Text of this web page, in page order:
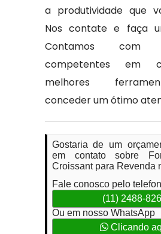
a produtividade que
Nos contate e faça
Contamos com
competentes em
melhores
conceder um ótimo
Gostaria de um
em contato sobre
Croissant para Revenda
Fale conosco pelo
(11) 2488-
Ou em nosso WhatsApp
Clicando